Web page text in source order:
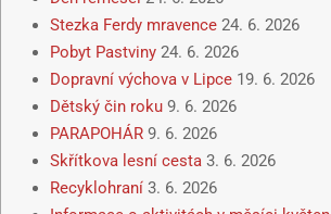
Stezka Ferdy mravence 24. 6. 2026
Pobyt Pastviny 24. 6. 2026
Dopravní výchova v Lipce 19. 6. 2026
Dětský čin roku 9. 6. 2026
PARAPOHÁR 9. 6. 2026
Skřítkova lesní cesta 3. 6. 2026
Recyklohraní 3. 6. 2026